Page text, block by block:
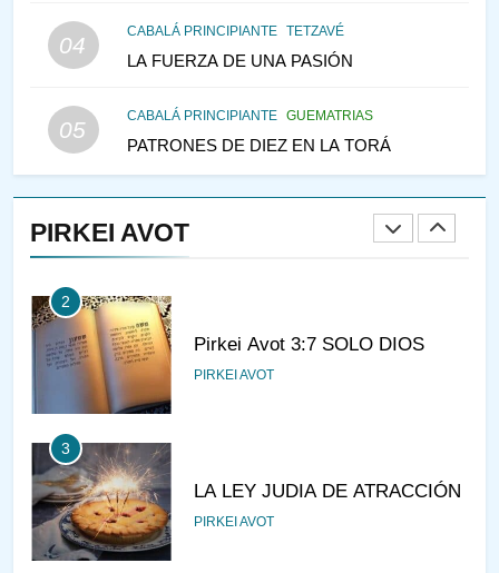
04
CABALÁ PRINCIPIANTE TETZAVÉ
LA FUERZA DE UNA PASIÓN
05
CABALÁ PRINCIPIANTE GUEMATRIAS
PATRONES DE DIEZ EN LA TORÁ
PIRKEI AVOT
VEAMOS ¿POR QUÉ
IEHOSHÚA? Y LA QUEJA DE
1
CONVERSAR CON LA MUJER
A LA LUZ DEL JUDAÍSMO
AMOR, PAREJA Y MATRIMONIO
2
Pirkei Avot 3:7 SOLO DIOS
PIRKEI AVOT
3
LA LEY JUDIA DE ATRACCIÓN
PIRKEI AVOT